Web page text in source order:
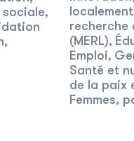
,
,
localement
recherche
(MERL),
Emploi,
Santé et
de la paix
Femmes,